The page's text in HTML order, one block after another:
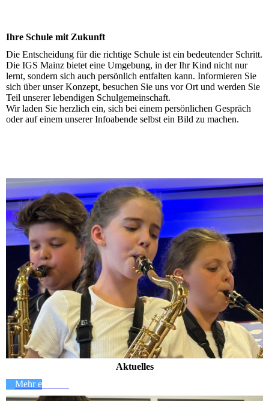
Ihre Schule mit Zukunft
Die Entscheidung für die richtige Schule ist ein bedeutender Schritt.
Die IGS Mainz bietet eine Umgebung, in der Ihr Kind nicht nur
lernt, sondern sich auch persönlich entfalten kann. Informieren Sie
sich über unser Konzept, besuchen Sie uns vor Ort und werden Sie
Teil unserer lebendigen Schulgemeinschaft.
Wir laden Sie herzlich ein, sich bei einem persönlichen Gespräch
oder auf einem unserer Infoabende selbst ein Bild zu machen.
Aktuelles
Mehr erfahren